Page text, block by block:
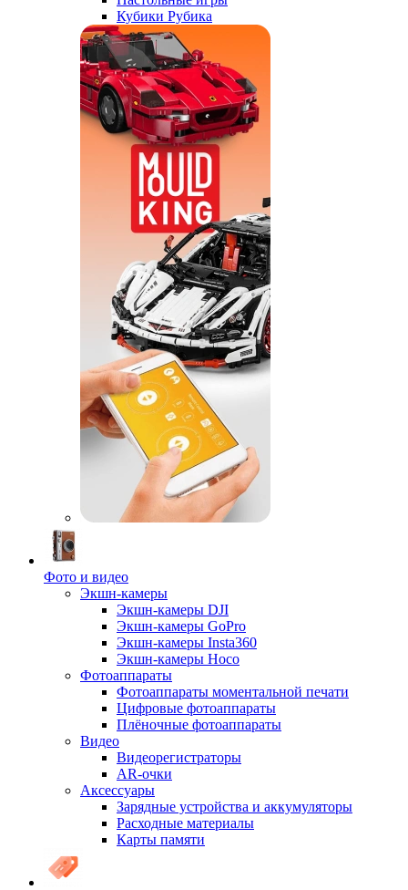
Кубики Рубика
Фото и видео
Экшн-камеры
Экшн-камеры DJI
Экшн-камеры GoPro
Экшн-камеры Insta360
Экшн-камеры Hoco
Фотоаппараты
Фотоаппараты моментальной печати
Цифровые фотоаппараты
Плёночные фотоаппараты
Видео
Видеорегистраторы
AR-очки
Аксессуары
Зарядные устройства и аккумуляторы
Расходные материалы
Карты памяти